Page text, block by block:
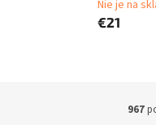
Nie je na
€21
967